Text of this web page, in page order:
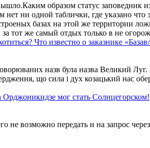
образом статус
ни одной таблички, где указано
базах на этой же территории
тот же самый отдых только в не
Что известно о заказнике
назв була назва Великий
що сила і дух козацький нас
мог стать Солнцегорском!
возможно передать и на запрос